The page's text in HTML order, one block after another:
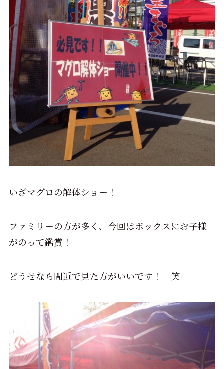
いざマグロの解体ショー！
ファミリーの方が多く、今回はボックスにお子様
がのって鑑賞！
どうせなら間近で見た方がいいです！ 笑